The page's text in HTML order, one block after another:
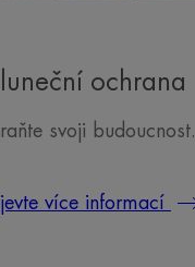
ochrana
svoji budoucnost.
více informací